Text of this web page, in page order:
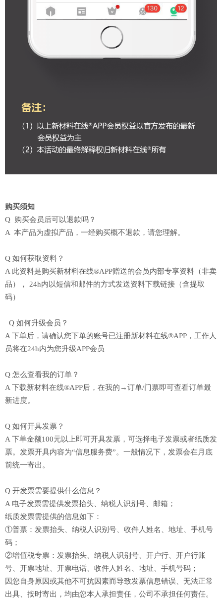
购买须知
Q 购买会员后可以退款吗？
A 本产品为虚拟产品，一经购买概不退款，请您理解。
Q 如何获取资料？
A 此资料是购买新材料在线®APP赠送的会员内部专享资料（非卖
品）， 24h内以短信和邮件的方式发送资料下载链接（含提取
码）
Q 如何升级会员？
A 下单后，请确认您下单的账号已注册新材料在线®APP，工作人
员将在24h内为您升级APP会员
Q 怎么查看我的订单？
A 下载新材料在线®APP后，在我的→订单/门票即可查看订单最
新进度。
Q 如何开具发票？
A 下单金额100元以上即可开具发票，可选择电子发票或者纸质发
票。发票开具内容为“信息服务费”。一般情况下，发票会在月底
前统一寄出。
Q 开发票需要提供什么信息？
A 电子发票需提供发票抬头、纳税人识别号、邮箱；
纸质发票需提供的信息如下：
①普票：发票抬头、纳税人识别号、收件人姓名、地址、手机号
码；
②增值税专票：发票抬头、纳税人识别号、开户行、开户行账
号、开票地址、开票电话、收件人姓名、地址、手机号码；
因您自身原因或其他不可抗因素而导致发票信息错误、无法正常
出具、按时寄出，均由您本人承担责任，公司不承担任何责任。